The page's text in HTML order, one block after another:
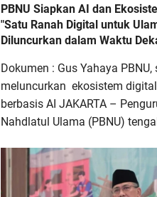
PBNU Siapkan AI dan
"Satu Ranah Digital untuk
Diluncurkan dalam Waktu
Dokumen : Gus Yahaya PBNU,
meluncurkan ekosistem
berbasis AI JAKARTA –
Nahdlatul Ulama (PBNU)